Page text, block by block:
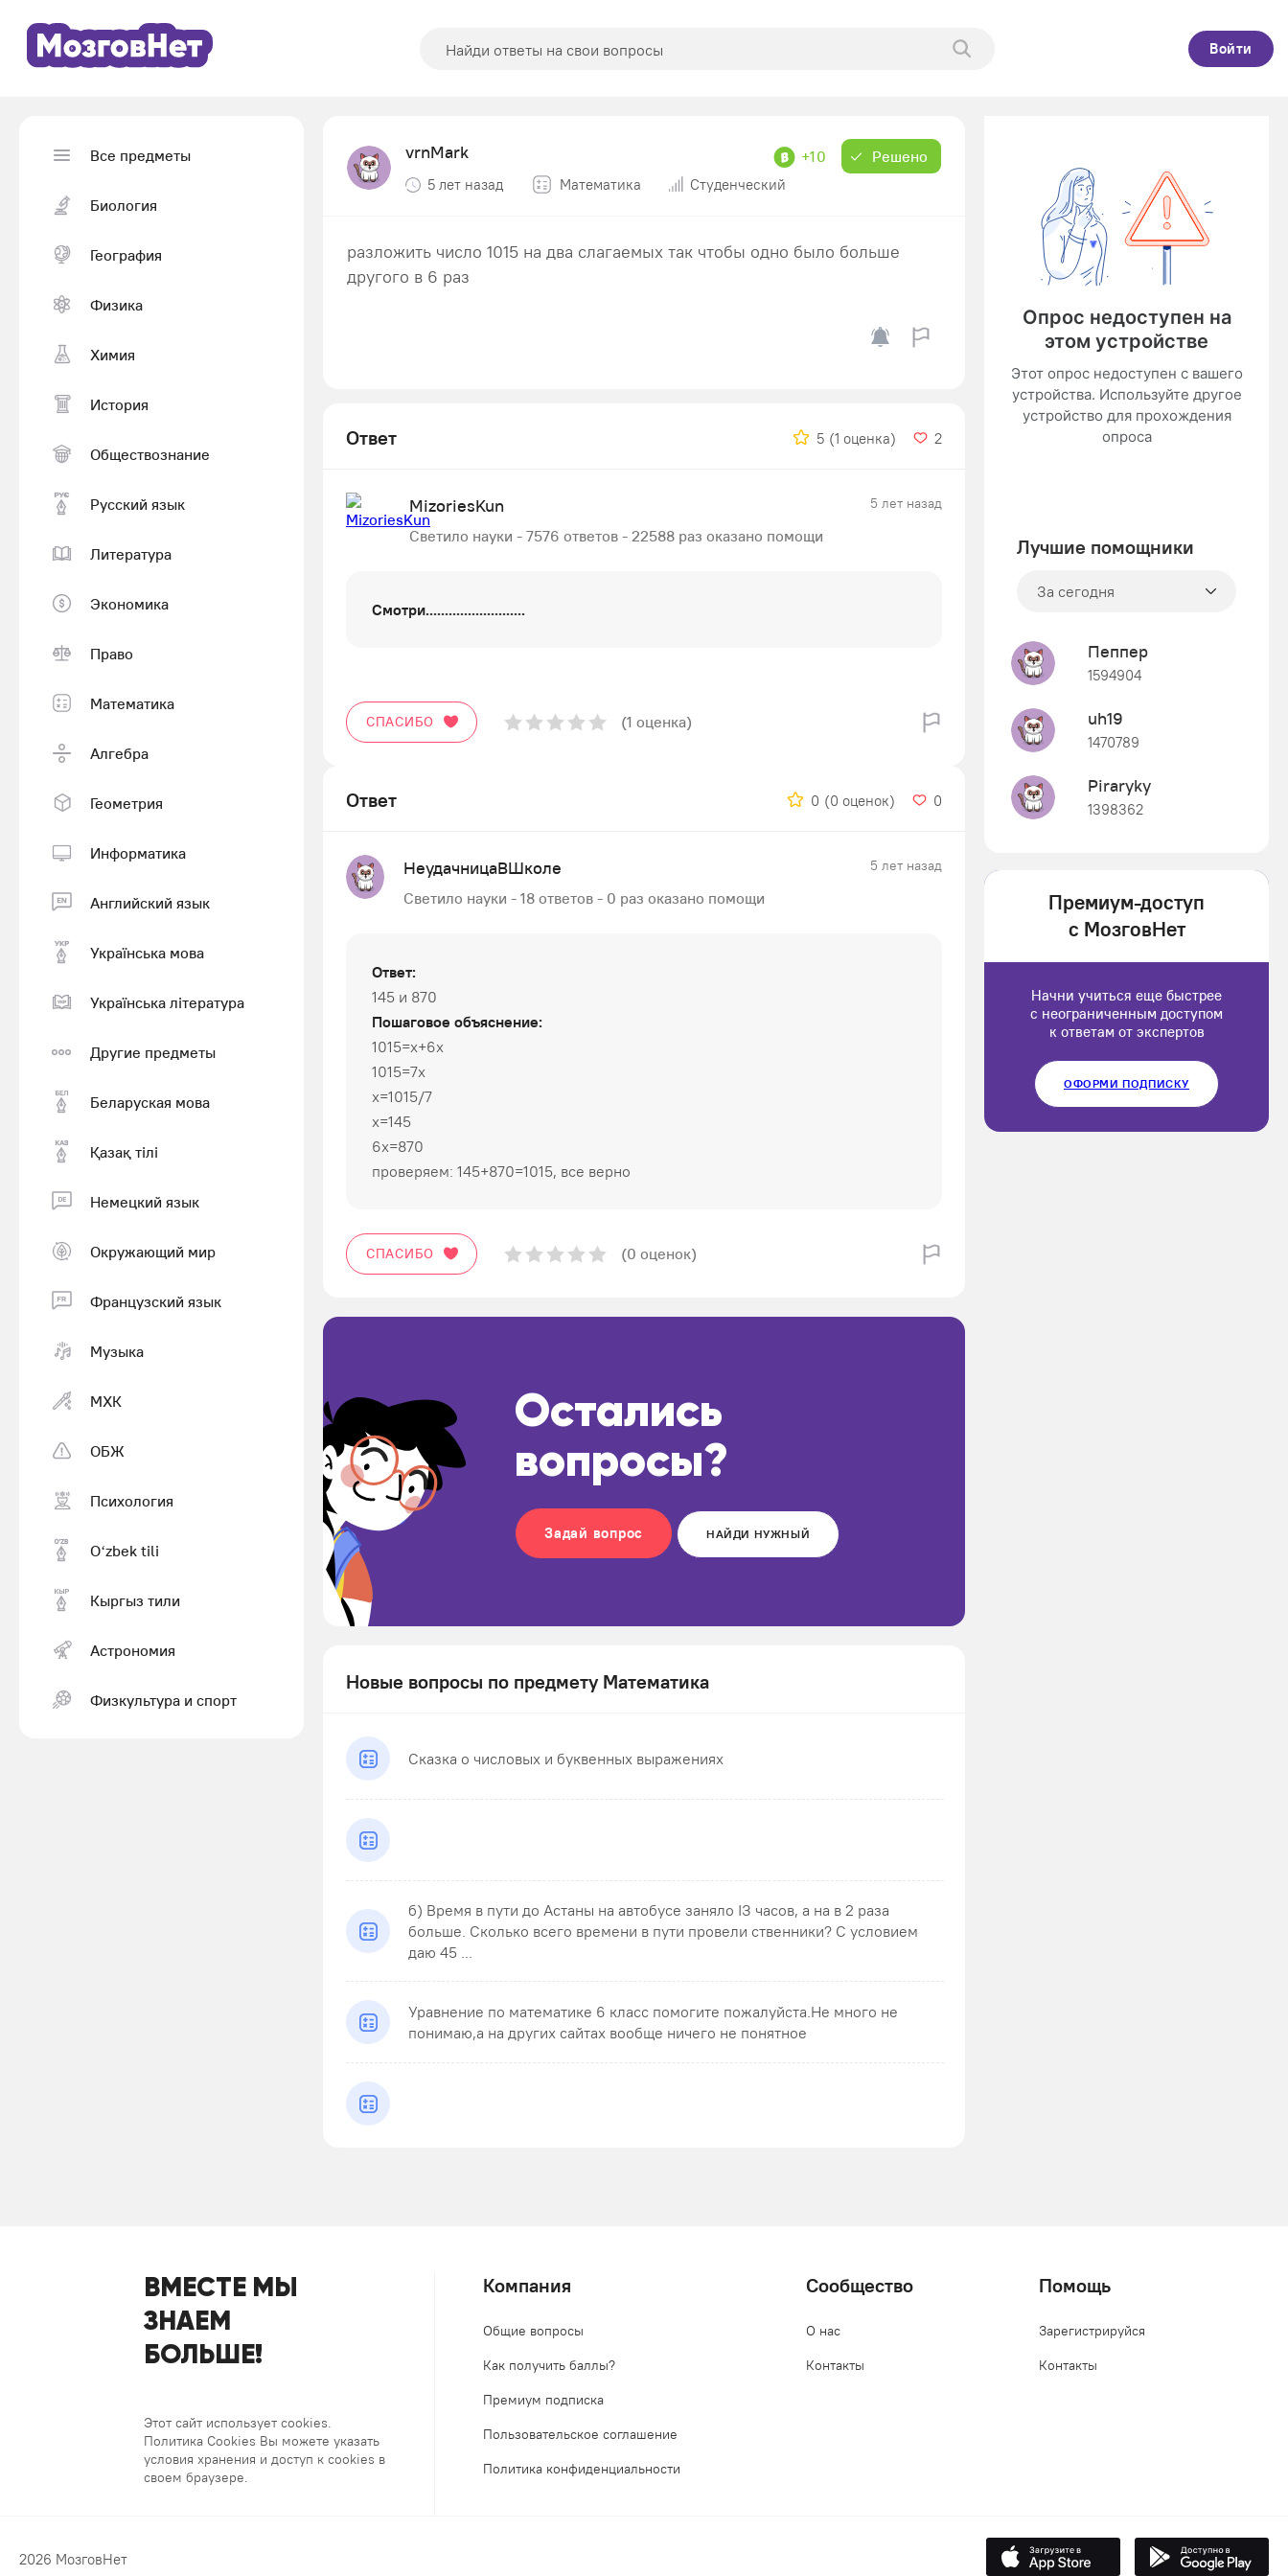
Войти
Все предметы
Биология
География
Физика
Химия
История
Обществознание
Русский язык
Литература
Экономика
Право
Математика
Алгебра
Геометрия
Информатика
Английский язык
Українська мова
Українська література
Другие предметы
Беларуская мова
Қазақ тiлi
Немецкий язык
Окружающий мир
Французский язык
Музыка
МХК
ОБЖ
Психология
Оʻzbek tili
Кыргыз тили
Астрономия
Физкультура и спорт
vrnMark +10 Решено
5 лет назад Математика Студенческий
разложить число 1015 на два слагаемых так чтобы одно было больше
другого в 6 раз
Ответ 5 (1 оценка) 2
MizoriesKun 5 лет назад
Светило науки - 7576 ответов - 22588 раз оказано помощи
Смотри..........................
СПАСИБО (1 оценка)
Ответ 0 (0 оценок) 0
НеудачницаВШколе 5 лет назад
Светило науки - 18 ответов - 0 раз оказано помощи
Ответ:
145 и 870
Пошаговое объяснение:
1015=х+6х
1015=7х
х=1015/7
х=145
6х=870
проверяем: 145+870=1015, все верно
СПАСИБО (0 оценок)
Остались
вопросы?
Задай вопрос НАЙДИ НУЖНЫЙ
Новые вопросы по предмету Математика
Сказка о числовых и буквенных выражениях
б) Время в пути до Астаны на автобусе заняло ІЗ часов, а на в 2 раза
больше. Сколько всего времени в пути провели ственники? С условием
даю 45 ...
Уравнение по математике 6 класс помогите пожалуйста.Не много не
понимаю,а на других сайтах вообще ничего не понятное
Лучшие помощники
За сегодня
Пеппер
1594904
uh19
1470789
Piraryky
1398362
Luluput
Премиум-доступ
с МозговНет
Начни учиться еще быстрее
с неограниченным доступом
к ответам от экспертов
ОФОРМИ ПОДПИСКУ
ВМЕСТЕ МЫ
ЗНАЕМ
БОЛЬШЕ!
Этот сайт использует cookies.
Политика Cookies Вы можете указать
условия хранения и доступ к cookies в
своем браузере.
Компания
Общие вопросы
Как получить баллы?
Премиум подписка
Пользовательское соглашение
Политика конфиденциальности
Сообщество
О нас
Контакты
Помощь
Зарегистрируйся
Контакты
2026 МозговНет